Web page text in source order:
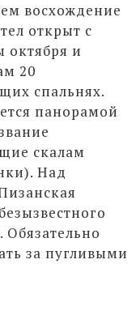
восхождение
открыт с
и
20
спальнях.
панорамой
скалам
Над
Обязательно
за пугливыми